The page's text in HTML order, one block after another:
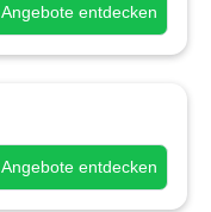
Angebote entdecken
Angebote entdecken